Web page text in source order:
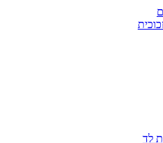
לד